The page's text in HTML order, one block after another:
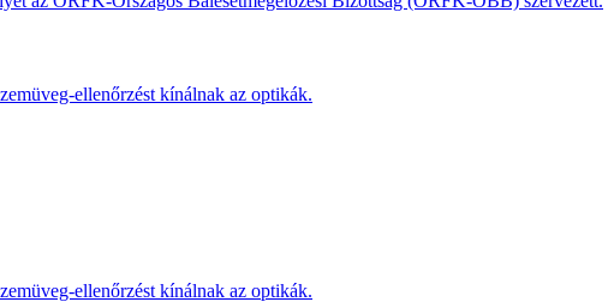
ellenőrzést kínálnak az optikák.
ellenőrzést kínálnak az optikák.